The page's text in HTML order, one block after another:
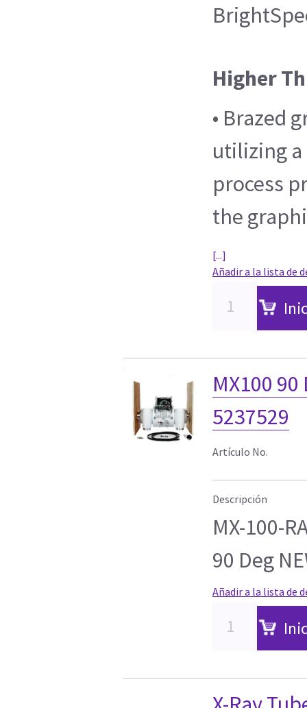
Higher
• Brazed
utilizing
process
the
[...]
Añadir a la lista de
MX100
5237529
Artículo No.
Descripción
MX-100-
90 Deg
Añadir a la lista de